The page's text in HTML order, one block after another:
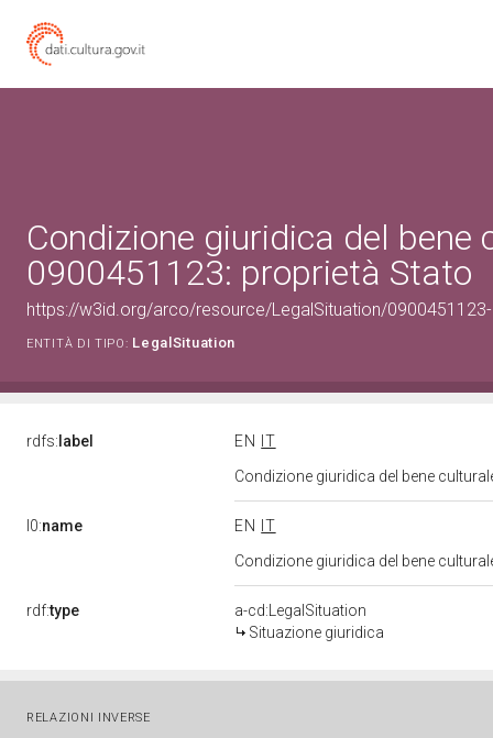
Condizione giuridica del bene
0900451123: proprietà Stato
https://w3id.org/arco/resource/LegalSituation/
ENTITÀ DI TIPO: LegalSituation
rdfs: label EN
IT
Condizione giuridica del bene
l0:name EN
IT
Condizione giuridica del bene
rdf:type
a-cd:LegalSituation
Situazione giuridica
RELAZIONI INVERSE